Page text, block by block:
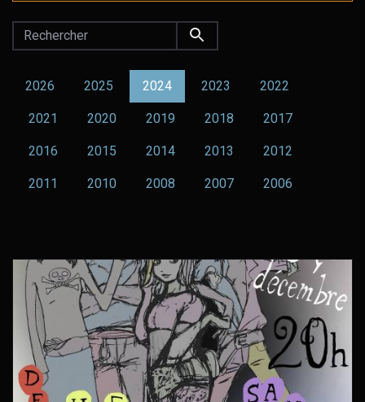
2026 2025 2024 2023 2022
2021 2020 2019 2018 2017
2016 2015 2014 2013 2012
2011 2010 2008 2007 2006
Envoyer